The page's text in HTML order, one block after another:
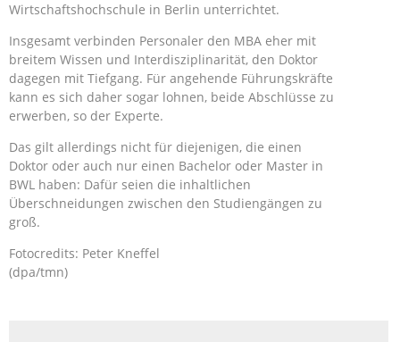
Wirtschaftshochschule in Berlin unterrichtet.
Insgesamt verbinden Personaler den MBA eher mit
breitem Wissen und Interdisziplinarität, den Doktor
dagegen mit Tiefgang. Für angehende Führungskräfte
kann es sich daher sogar lohnen, beide Abschlüsse zu
erwerben, so der Experte.
Das gilt allerdings nicht für diejenigen, die einen
Doktor oder auch nur einen Bachelor oder Master in
BWL haben: Dafür seien die inhaltlichen
Überschneidungen zwischen den Studiengängen zu
groß.
Fotocredits: Peter Kneffel
(dpa/tmn)